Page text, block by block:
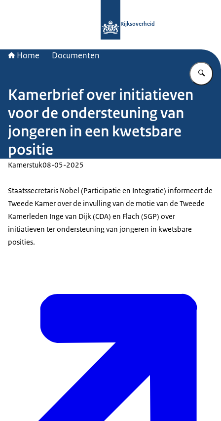
Rijksoverheid
Home Documenten
Kamerbrief over initiatieven
voor de ondersteuning van
jongeren in een kwetsbare
positie
Kamerstuk08-05-2025
Staatssecretaris Nobel (Participatie en Integratie) informeert de
Tweede Kamer over de invulling van de motie van de Tweede
Kamerleden Inge van Dijk (CDA) en Flach (SGP) over
initiatieven ter ondersteuning van jongeren in kwetsbare
posities.